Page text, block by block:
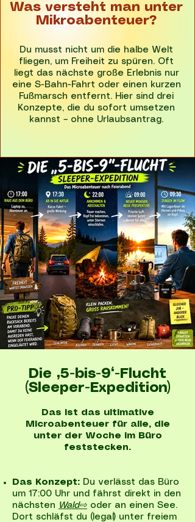
Was versteht man unter
Mikroabenteuer?
Du musst nicht um die halbe Welt
fliegen, um Freiheit zu spüren. Oft
liegt das nächste große Erlebnis nur
eine S-Bahn-Fahrt oder einen kurzen
Fußmarsch entfernt. Hier sind drei
Konzepte, die du sofort umsetzen
kannst – ohne Urlaubsantrag.
Die „5-bis-9“-Flucht
(Sleeper-Expedition)
Das ist das ultimative
Microabenteuer für alle, die
unter der Woche im Büro
feststecken.
Das Konzept: Du verlässt das Büro
um 17:00 Uhr und fährst direkt in den
nächsten Wald⇨ oder an einen See.
Dort schläfst du (legal) unter freiem